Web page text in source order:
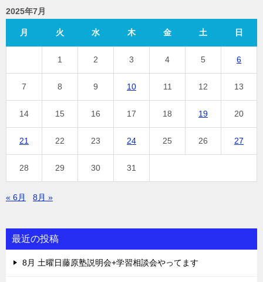
2025年7月
月 火 水 木 金 土 日
1 2 3 4 5 6
7 8 9 10 11 12 13
14 15 16 17 18 19 20
21 22 23 24 25 26 27
28 29 30 31
« 6月 8月 »
最近の投稿
8月 土曜日藤原塾説明会+学習相談会やってます